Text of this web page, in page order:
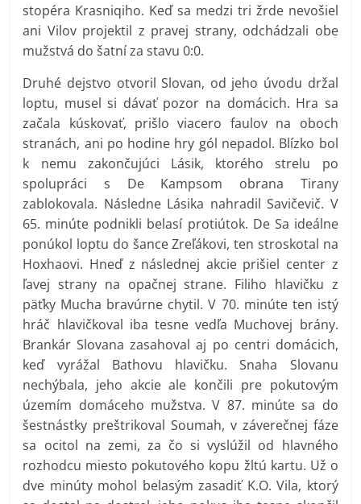
stopéra Krasniqiho. Keď sa medzi tri žrde nevošiel
ani Vilov projektil z pravej strany, odchádzali obe
mužstvá do šatní za stavu 0:0.
Druhé dejstvo otvoril Slovan, od jeho úvodu držal
loptu, musel si dávať pozor na domácich. Hra sa
začala kúskovať, prišlo viacero faulov na oboch
stranách, ani po hodine hry gól nepadol. Blízko bol
k nemu zakončujúci Lásik, ktorého strelu po
spolupráci s De Kampsom obrana Tirany
zablokovala. Následne Lásika nahradil Savičevič. V
65. minúte podnikli belasí protiútok. De Sa ideálne
ponúkol loptu do šance Zreľákovi, ten stroskotal na
Hoxhaovi. Hneď z následnej akcie prišiel center z
ľavej strany na opačnej strane. Filiho hlavičku z
päťky Mucha bravúrne chytil. V 70. minúte ten istý
hráč hlavičkoval iba tesne vedľa Muchovej brány.
Brankár Slovana zasahoval aj po centri domácich,
keď vyrážal Bathovu hlavičku. Snaha Slovanu
nechýbala, jeho akcie ale končili pre pokutovým
územím domáceho mužstva. V 87. minúte sa do
šestnástky preštrikoval Soumah, v záverečnej fáze
sa ocitol na zemi, za čo si vyslúžil od hlavného
rozhodcu miesto pokutového kopu žltú kartu. Už o
dve minúty mohol belasým zasadiť K.O. Vila, ktorý